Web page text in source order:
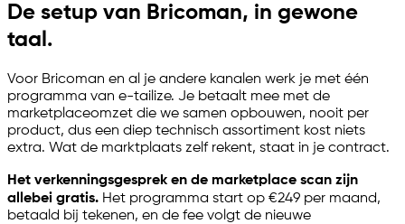
De setup van Bricoman, in gewone
taal.
Voor Bricoman en al je andere kanalen werk je met één
programma van e-tailize. Je betaalt mee met de
marketplaceomzet die we samen opbouwen, nooit per
product, dus een diep technisch assortiment kost niets
extra. Wat de marktplaats zelf rekent, staat in je contract.
Het verkenningsgesprek en de marketplace scan zijn
allebei gratis. Het programma start op €249 per maand,
betaald bij tekenen, en de fee volgt de nieuwe